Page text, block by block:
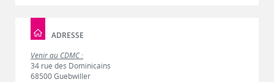
ADRESSE
Venir au CDMC :
34 rue des Dominicains
68500 Guebwiller